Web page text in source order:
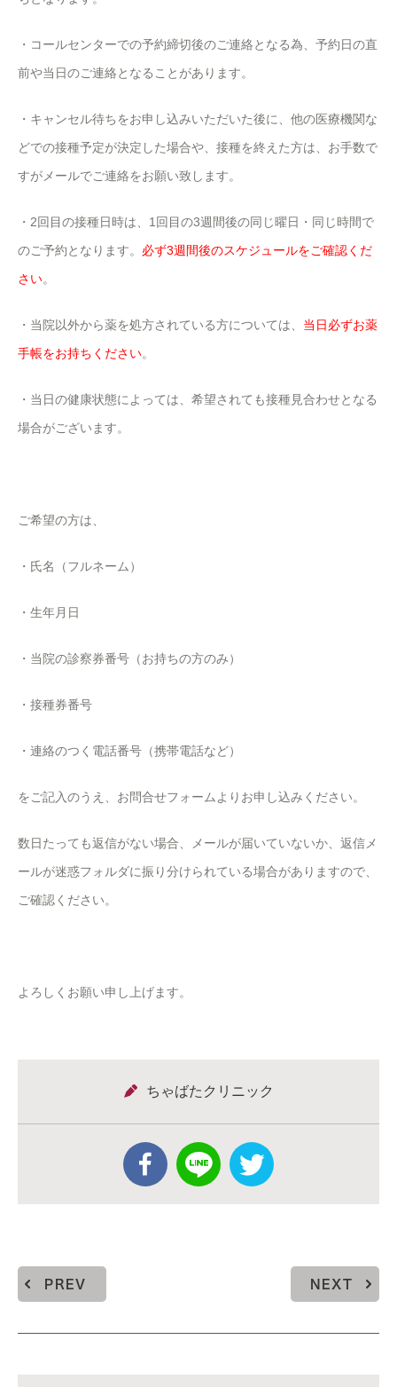
・コールセンターでの予約締切後のご連絡となる為、予約日の直
前や当日のご連絡となることがあります。
・キャンセル待ちをお申し込みいただいた後に、他の医療機関な
どでの接種予定が決定した場合や、接種を終えた方は、お手数で
すがメールでご連絡をお願い致します。
・2回目の接種日時は、1回目の3週間後の同じ曜日・同じ時間で
のご予約となります。 必ず3週間後のスケジュールをご確認くだ
さい。
・当院以外から薬を処方されている方については、 当日必ずお薬
手帳をお持ちください。
・当日の健康状態によっては、希望されても接種見合わせとなる
場合がございます。
ご希望の方は、
・氏名（フルネーム）
・生年月日
・当院の診察券番号（お持ちの方のみ）
・接種券番号
・連絡のつく電話番号（携帯電話など）
をご記入のうえ、お問合せフォームよりお申し込みください。
数日たっても返信がない場合、メールが届いていないか、返信メ
ールが迷惑フォルダに振り分けられている場合がありますので、
ご確認ください。
よろしくお願い申し上げます。
ちゃばたクリニック
PREV NEXT